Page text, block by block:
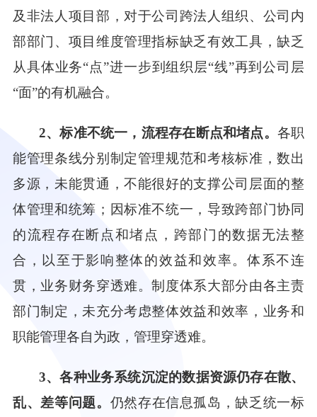
及非法人项目部，对于公司跨法人组织、公司内
部部门、项目维度管理指标缺乏有效工具，缺乏
从具体业务“点”进一步到组织层“线”再到公司层
“面”的有机融合。
2、标准不统一，流程存在断点和堵点。 各职
能管理条线分别制定管理规范和考核标准，数出
多源，未能贯通，不能很好的支撑公司层面的整
体管理和统筹；因标准不统一，导致跨部门协同
的流程存在断点和堵点，跨部门的数据无法整
合，以至于影响整体的效益和效率。体系不连
贯，业务财务穿透难。制度体系大部分由各主责
部门制定，未充分考虑整体效益和效率，业务和
职能管理各自为政，管理穿透难。
3、各种业务系统沉淀的数据资源仍存在散、
乱、差等问题。 仍然存在信息孤岛，缺乏 统一标